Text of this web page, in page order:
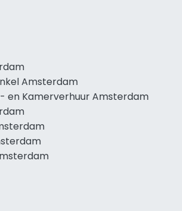
Amsterdam
en Kamerverhuur Amsterdam